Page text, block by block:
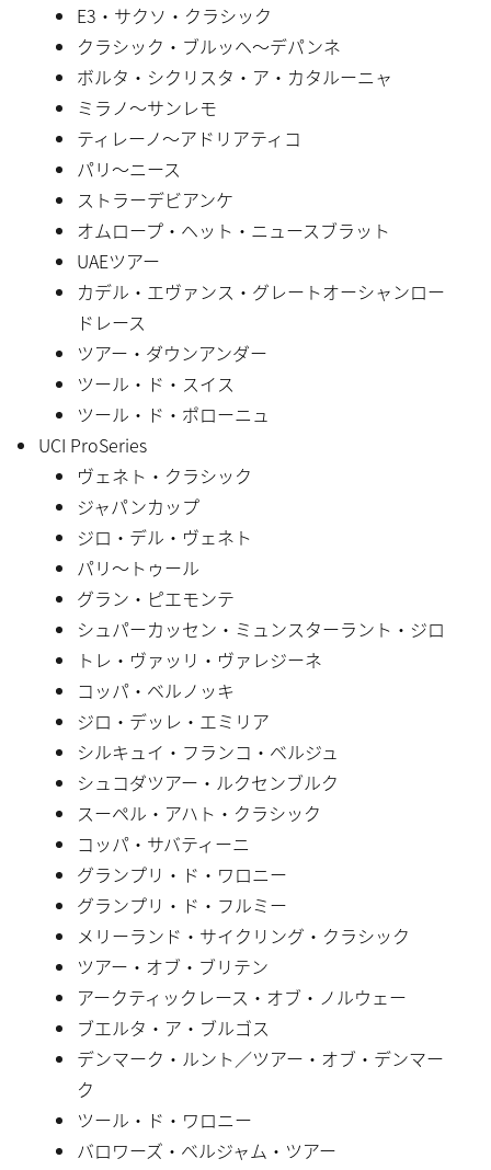
E3・サクソ・クラシック
クラシック・ブルッヘ〜デパンネ
ボルタ・シクリスタ・ア・カタルーニャ
ミラノ〜サンレモ
ティレーノ〜アドリアティコ
パリ〜ニース
ストラーデビアンケ
オムロープ・ヘット・ニュースブラット
UAEツアー
カデル・エヴァンス・グレートオーシャンロー
ドレース
ツアー・ダウンアンダー
ツール・ド・スイス
ツール・ド・ポローニュ
UCI ProSeries
ヴェネト・クラシック
ジャパンカップ
ジロ・デル・ヴェネト
パリ〜トゥール
グラン・ピエモンテ
シュパーカッセン・ミュンスターラント・ジロ
トレ・ヴァッリ・ヴァレジーネ
コッパ・ベルノッキ
ジロ・デッレ・エミリア
シルキュイ・フランコ・ベルジュ
シュコダツアー・ルクセンブルク
スーペル・アハト・クラシック
コッパ・サバティーニ
グランプリ・ド・ワロニー
グランプリ・ド・フルミー
メリーランド・サイクリング・クラシック
ツアー・オブ・ブリテン
アークティックレース・オブ・ノルウェー
ブエルタ・ア・ブルゴス
デンマーク・ルント／ツアー・オブ・デンマー
ク
ツール・ド・ワロニー
バロワーズ・ベルジャム・ツアー